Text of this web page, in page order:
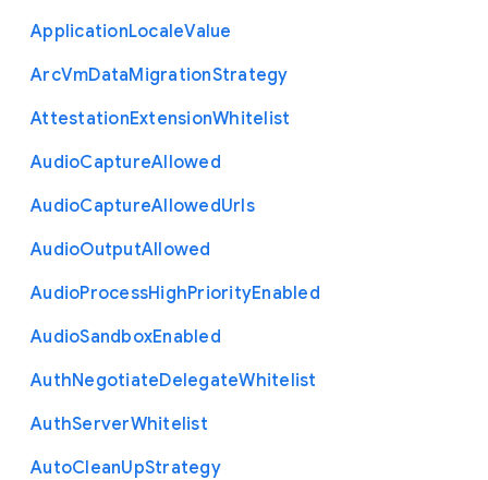
ApplicationLocaleValue
ArcVmDataMigrationStrategy
AttestationExtensionWhitelist
AudioCaptureAllowed
AudioCaptureAllowedUrls
AudioOutputAllowed
AudioProcessHighPriorityEnabled
AudioSandboxEnabled
AuthNegotiateDelegateWhitelist
AuthServerWhitelist
AutoCleanUpStrategy